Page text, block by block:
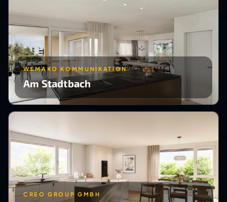
WEMAKO KOMMUNIKATION
Am Stadtbach
CREO GROUP GMBH